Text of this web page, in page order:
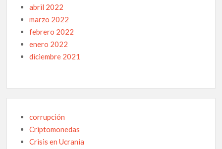
abril 2022
marzo 2022
febrero 2022
enero 2022
diciembre 2021
corrupción
Criptomonedas
Crisis en Ucrania